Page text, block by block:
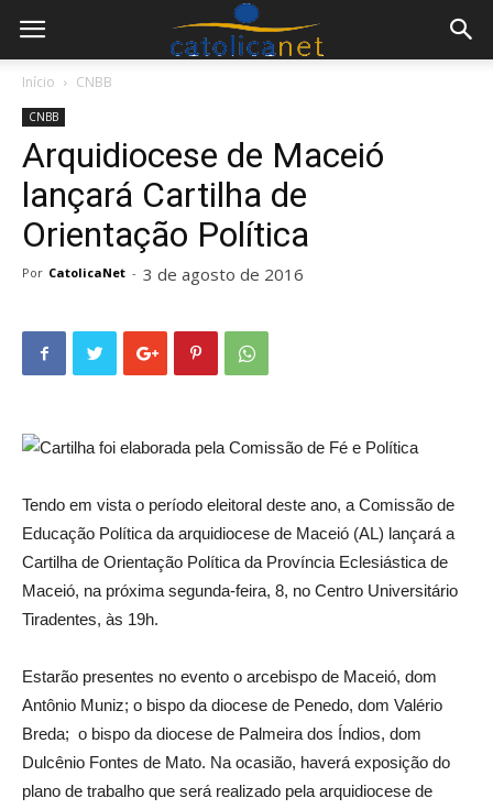
Início CNBB
CNBB
Arquidiocese de Maceió
lançará Cartilha de
Orientação Política
Por CatolicaNet - 3 de agosto de 2016
Cartilha foi elaborada pela Comissão de Fé e Política
Tendo em vista o período eleitoral deste ano, a Comissão de
Educação Política da arquidiocese de Maceió (AL) lançará a
Cartilha de Orientação Política da Província Eclesiástica de
Maceió, na próxima segunda-feira, 8, no Centro Universitário
Tiradentes, às 19h.
Estarão presentes no evento o arcebispo de Maceió, dom
Antônio Muniz; o bispo da diocese de Penedo, dom Valério
Breda; o bispo da diocese de Palmeira dos Índios, dom
Dulcênio Fontes de Mato. Na ocasião, haverá exposição do
plano de trabalho que será realizado pela arquidiocese de